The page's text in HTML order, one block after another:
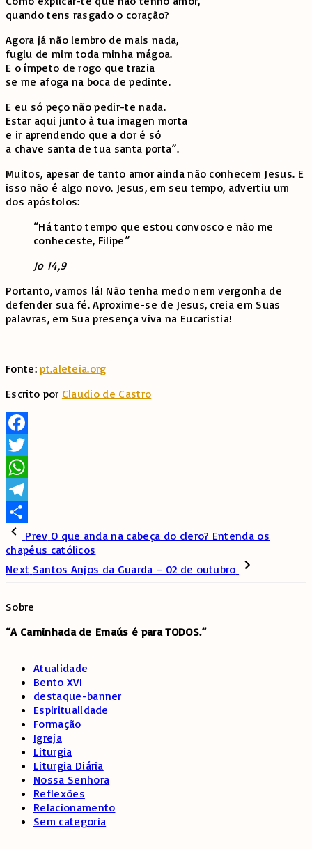
quando tens rasgado o coração?
Agora já não lembro de mais nada,
fugiu de mim toda minha mágoa.
E o ímpeto de rogo que trazia
se me afoga na boca de pedinte.
E eu só peço não pedir-te nada.
Estar aqui junto à tua imagen morta
e ir aprendendo que a dor é só
a chave santa de tua santa porta”.
Muitos, apesar de tanto amor ainda não conhecem Jesus. E
isso não é algo novo. Jesus, em seu tempo, advertiu um
dos apóstolos:
“Há tanto tempo que estou convosco e não me
conhe­ceste, Filipe”
Jo 14,9
Portanto, vamos lá! Não tenha medo nem vergonha de
defender sua fé. Aproxime-se de Jesus, creia em Suas
palavras, em Sua presença viva na Eucaristia!
Fonte:pt.aleteia.org
Escrito por Claudio de Castro
Facebook
Twitter
WhatsApp
Telegram
SharePrev O que anda na cabeça do clero? Entenda os
chapéus católicos
Next Santos Anjos da Guarda – 02 de outubro
Sobre
“A Caminhada de Emaús é para TODOS.”
Atualidade
Bento XVI
destaque-banner
Espiritualidade
Formação
Igreja
Liturgia
Liturgia Diária
Nossa Senhora
Reflexões
Relacionamento
Sem categoria